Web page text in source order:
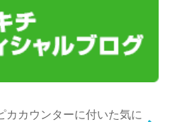
カカウンターに付いた気に